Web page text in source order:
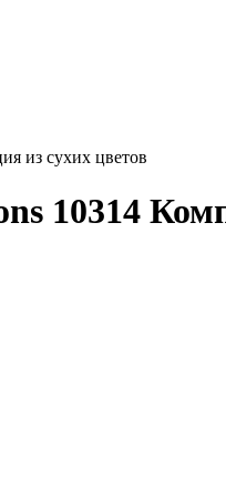
из сухих цветов
10314